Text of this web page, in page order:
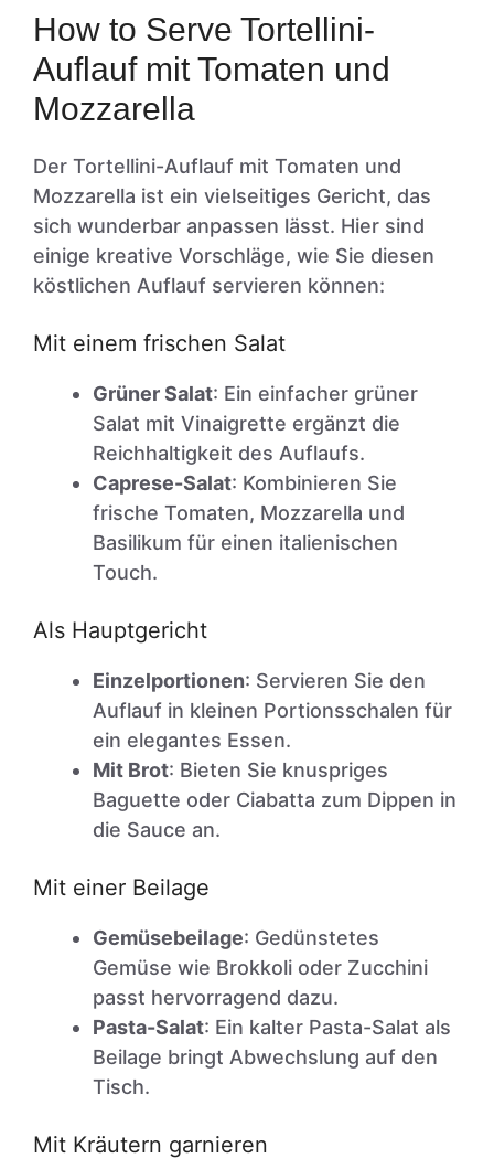
How to Serve Tortellini-
Auflauf mit Tomaten und
Mozzarella
Der Tortellini-Auflauf mit Tomaten und
Mozzarella ist ein vielseitiges Gericht, das
sich wunderbar anpassen lässt. Hier sind
einige kreative Vorschläge, wie Sie diesen
köstlichen Auflauf servieren können:
Mit einem frischen Salat
Grüner Salat: Ein einfacher grüner
Salat mit Vinaigrette ergänzt die
Reichhaltigkeit des Auflaufs.
Caprese-Salat: Kombinieren Sie
frische Tomaten, Mozzarella und
Basilikum für einen italienischen
Touch.
Als Hauptgericht
Einzelportionen: Servieren Sie den
Auflauf in kleinen Portionsschalen für
ein elegantes Essen.
Mit Brot: Bieten Sie knuspriges
Baguette oder Ciabatta zum Dippen in
die Sauce an.
Mit einer Beilage
Gemüsebeilage: Gedünstetes
Gemüse wie Brokkoli oder Zucchini
passt hervorragend dazu.
Pasta-Salat: Ein kalter Pasta-Salat als
Beilage bringt Abwechslung auf den
Tisch.
Mit Kräutern garnieren